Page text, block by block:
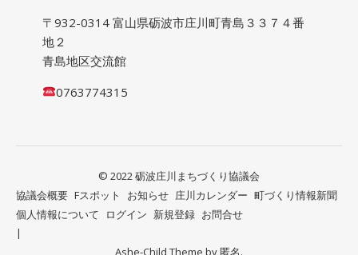
〒932-0314 富山県砺波市庄川町青島３３７４番
地２
青島地区交流館
0763774315
© 2022 砺波庄川まちづくり協議会
協議会概要 Fスポット お知らせ 庄川カレンダー 町づくり情報新聞
個人情報について
ログイン 新規登録 お問合せ
Ashe-Child Theme by匿名.